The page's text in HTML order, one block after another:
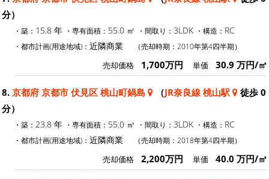
分）
・築： 15.8 年 ・専有面積： 55.0 ㎡ ・間取り： 3LDK ・構造： RC
・都市計画(用途地域)： 近隣商業 （売却時期：2010年第4四半期）
売却価格 1,700万円 単価 30.9 万円/㎡
8. 京都府 京都市 伏見区 桃山町鍋島 （JR奈良線 桃山駅
徒歩 0
分）
・築： 23.8 年 ・専有面積： 55.0 ㎡ ・間取り： 3LDK ・構造： RC
・都市計画(用途地域)： 近隣商業 （売却時期：2018年第4四半期）
売却価格 2,200万円 単価 40.0 万円/㎡